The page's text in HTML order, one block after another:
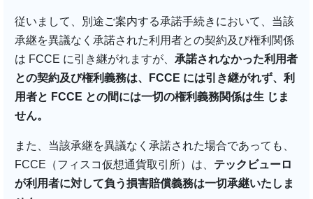
従いまして、別途ご案内する承諾手続きにおいて、当該
承継を異議なく承諾された利用者との契約及び権利関係
は FCCE に引き継がれますが、承諾されなかった利用者
との契約及び権利義務は、FCCE には引き継がれず、利
用者と FCCE との間には一切の権利義務関係は生 じま
せん。
また、当該承継を異議なく承諾された場合であっても、
FCCE（フィスコ仮想通貨取引所）は、 テックビューロ
が利用者に対して負う損害賠償義務は一切承継いたしま